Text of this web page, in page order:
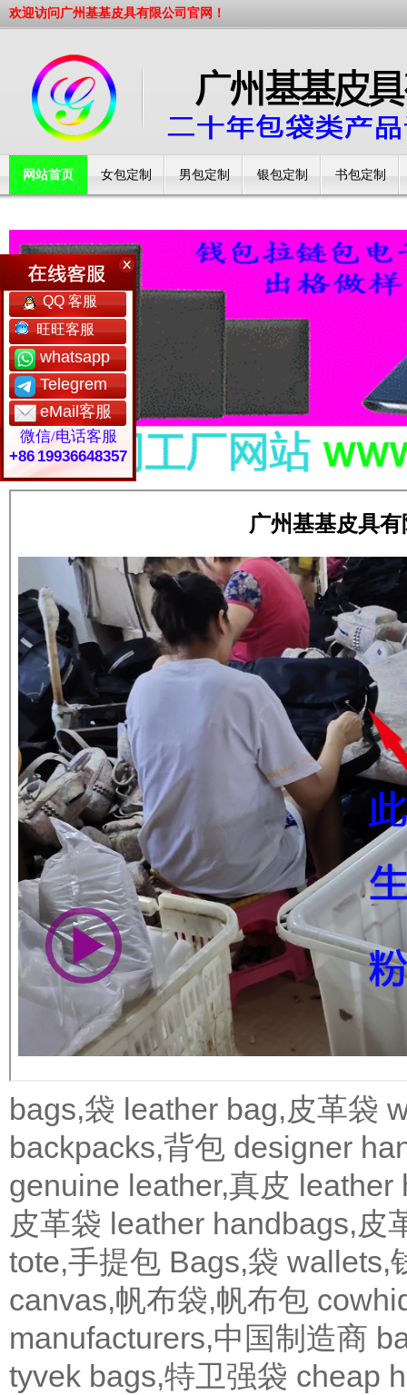
QQ 客服
旺旺客服
whatsapp
Telegrem
eMail客服
微信/电话客服
+86 19936648357
欢迎访问广州基基皮具有限公司官网！
网站首页 女包定制 男包定制 银包定制 书包定制
bags,袋 leather bag,皮革袋
backpacks,背包 designer
genuine leather,真皮 leather
皮革袋 leather handbags,皮
tote,手提包 Bags,袋 wallets,
canvas,帆布袋,帆布包
manufacturers,中国制造商
tyvek bags,特卫强袋 cheap